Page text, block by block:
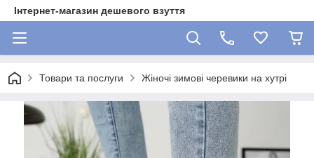
Інтернет-магазин дешевого взуття
Товари та послуги Жіночі зимові черевики на хутрі